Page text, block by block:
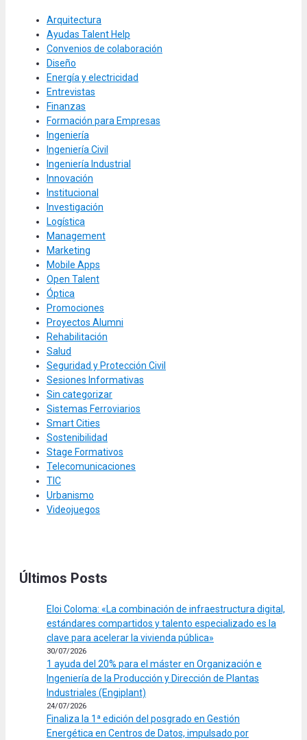
Arquitectura
Ayudas Talent Help
Convenios de colaboración
Diseño
Energía y electricidad
Entrevistas
Finanzas
Formación para Empresas
Ingeniería
Ingeniería Civil
Ingeniería Industrial
Innovación
Institucional
Investigación
Logística
Management
Marketing
Mobile Apps
Open Talent
Óptica
Promociones
Proyectos Alumni
Rehabilitación
Salud
Seguridad y Protección Civil
Sesiones Informativas
Sin categorizar
Sistemas Ferroviarios
Smart Cities
Sostenibilidad
Stage Formativos
Telecomunicaciones
TIC
Urbanismo
Videojuegos
Últimos Posts
Eloi Coloma: «La combinación de infraestructura digital,
estándares compartidos y talento especializado es la
clave para acelerar la vivienda pública»
30/07/2026
1 ayuda del 20% para el máster en Organización e
Ingeniería de la Producción y Dirección de Plantas
Industriales (Engiplant)
24/07/2026
Finaliza la 1ª edición del posgrado en Gestión
Energética en Centros de Datos, impulsado por